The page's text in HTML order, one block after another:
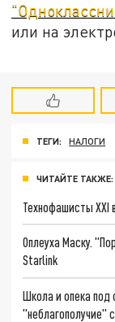
или на
ТЕГИ: НАЛОГИ
ЧИТАЙТЕ ТАКЖЕ:
Технофашисты XXI
Оплеуха Маску.
Starlink
Школа и опека под
"неблагополучие"